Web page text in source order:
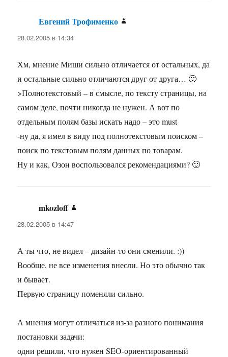
Евгений Трофименко
28.02.2005 в 14:34
Хм, мнение Миши сильно отличается от остальных, да
и остальные сильно отличаются друг от друга… 🙂
>Полнотекстовый – в смысле, по тексту страницы, на
самом деле, почти никогда не нужен. А вот по
отдельным полям базы искать надо – это must
-ну да, я имел в виду под полнотекстовым поиском –
поиск по текстовым полям данных по товарам.
Ну и как, Озон воспользовался рекомендациями? 🙂
mkozloff
28.02.2005 в 14:47
А ты что, не видел – дизайн-то они сменили. :))
Вообще, не все изменения внесли. Но это обычно так
и бывает.
Первую страницу поменяли сильно.
А мнения могут отличаться из-за разного понимания
постановки задачи:
одни решили, что нужен SEO-ориентированный